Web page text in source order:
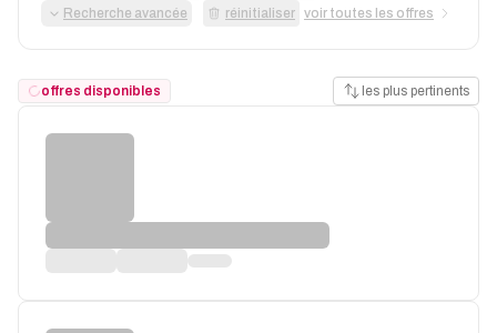
Recherche avancée réinitialiser voir toutes les offres
offres disponibles les plus pertinents